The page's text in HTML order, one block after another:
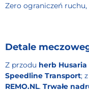
Zero ograniczeń
Detale
Z przodu herb Husaria
Speedline Transport;
REMO.NL. Trwałe